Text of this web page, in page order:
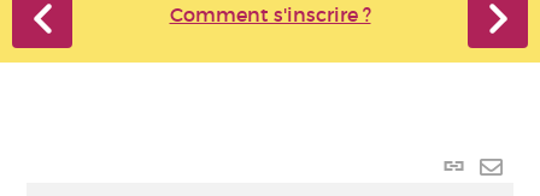
Comment s'inscrire ?
Lien